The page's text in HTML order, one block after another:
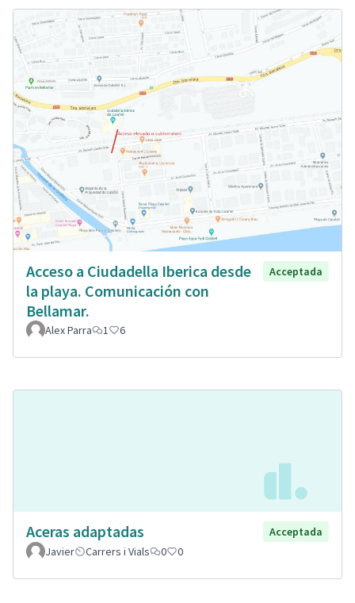
Acceso a Ciudadella Iberica desde
la playa. Comunicación con
Bellamar.
Acceptada
Alex Parra 1 6
Aceras adaptadas
Acceptada
Javier
Carrers i Vials 0 0